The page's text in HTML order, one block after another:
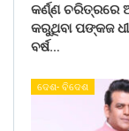
କର୍ଣ୍ଣ ଚରିତ୍ରରେ
କରୁଥିବା ପଙ୍କଜ
ବର୍ଷ…
ଦେଶ- ବିଦେଶ